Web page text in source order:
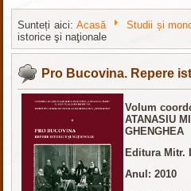
Sunteți aici: Acasă Studii și
istorice şi naţionale
Joomla шаблоны бесплатно
Pro Bucovina. Repere
Volum
ATANASIU
GHENGHEA
Editura Mitr.
Anul: 2010